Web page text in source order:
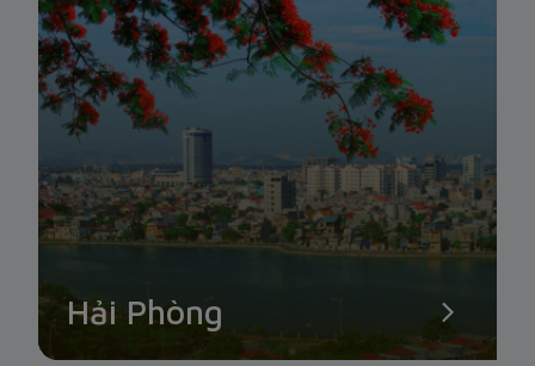
Hải Phòng